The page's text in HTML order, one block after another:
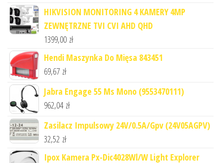
HIKVISION MONITORING 4 KAMERY 4MP
ZEWNĘTRZNE TVI CVI AHD QHD
1399,00 zł
Hendi Maszynka Do Mięsa 843451
69,67 zł
Jabra Engage 55 Ms Mono (9553470111)
962,04 zł
Zasilacz Impulsowy 24V/0.5A/Gpv (24V05AGPV)
32,52 zł
Ipox Kamera Px-Dic4028Wl/W Light Explorer